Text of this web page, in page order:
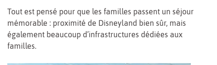
Tout est pensé pour que les familles passent un séjour
mémorable : proximité de Disneyland bien sûr, mais
également beaucoup d’infrastructures dédiées aux
familles.